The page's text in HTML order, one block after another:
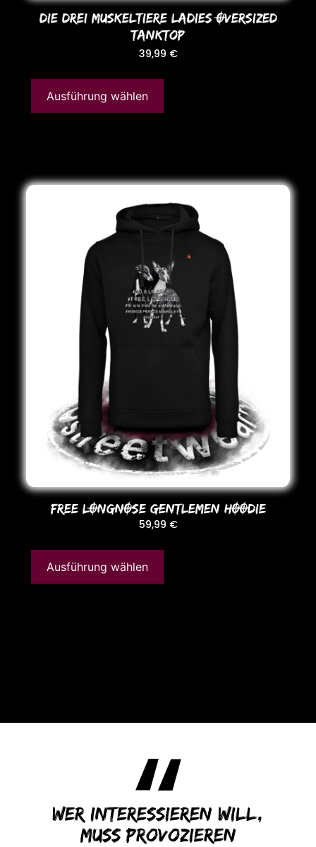
DIE DREI MUSKELTIERE LADIES OVERSIZED
TANKToP
39,99 €
Ausführung wählen
FREE LONGNOSE GENTLEMEN HOODIE
59,99 €
Ausführung wählen
Wer interessieren will,
muss provozieren